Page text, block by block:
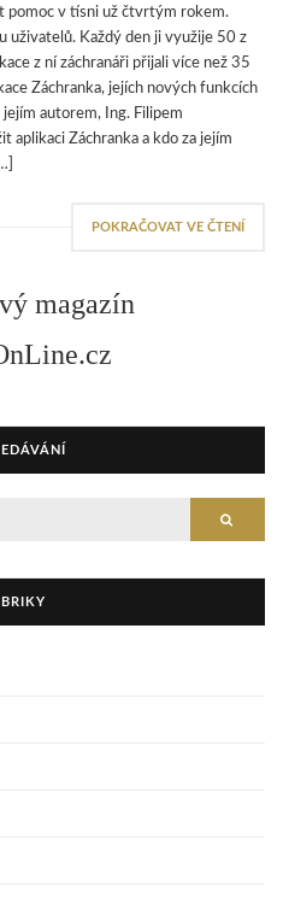
pomoc v tísni už čtvrtým rokem.
uživatelů. Každý den ji využije 50 z
z ní záchranáři přijali více než 35
Záchranka, jejích nových funkcích
autorem, Ing. Filipem
aplikaci Záchranka a kdo za jejím
POKRAČOVAT VE ČTENÍ
magazín